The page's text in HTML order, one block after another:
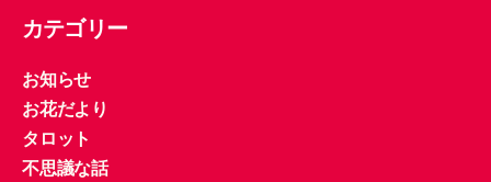
カテゴリー
お知らせ
お花だより
タロット
不思議な話